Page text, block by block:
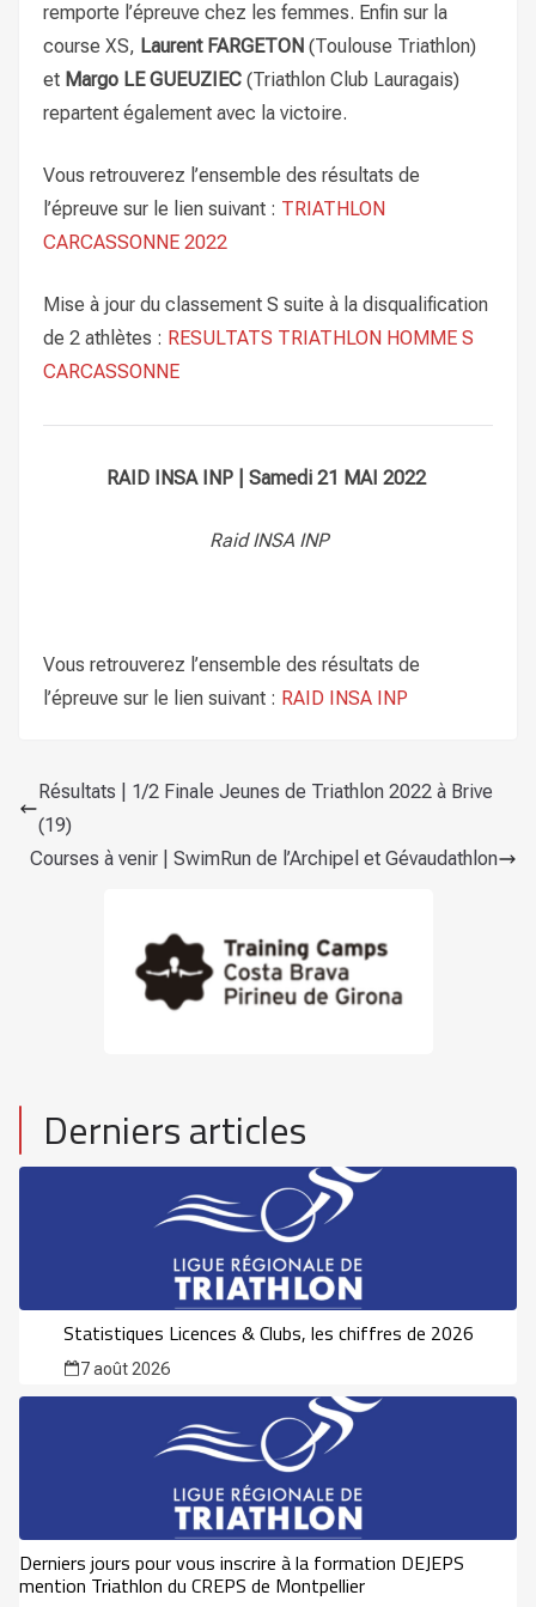
remporte l’épreuve chez les femmes. Enfin sur la
course XS, Laurent FARGETON (Toulouse Triathlon)
et Margo LE GUEUZIEC (Triathlon Club Lauragais)
repartent également avec la victoire.
Vous retrouverez l’ensemble des résultats de
l’épreuve sur le lien suivant : TRIATHLON
CARCASSONNE 2022
Mise à jour du classement S suite à la disqualification
de 2 athlètes : RESULTATS TRIATHLON HOMME S
CARCASSONNE
RAID INSA INP | Samedi 21 MAI 2022
Raid INSA INP
Vous retrouverez l’ensemble des résultats de
l’épreuve sur le lien suivant : RAID INSA INP
Résultats | 1/2 Finale Jeunes de Triathlon 2022 à Brive
(19)
Courses à venir | SwimRun de l’Archipel et Gévaudathlon
Derniers articles
Statistiques Licences & Clubs, les chiffres de 2026
7 août 2026
Derniers jours pour vous inscrire à la formation DEJEPS
mention Triathlon du CREPS de Montpellier